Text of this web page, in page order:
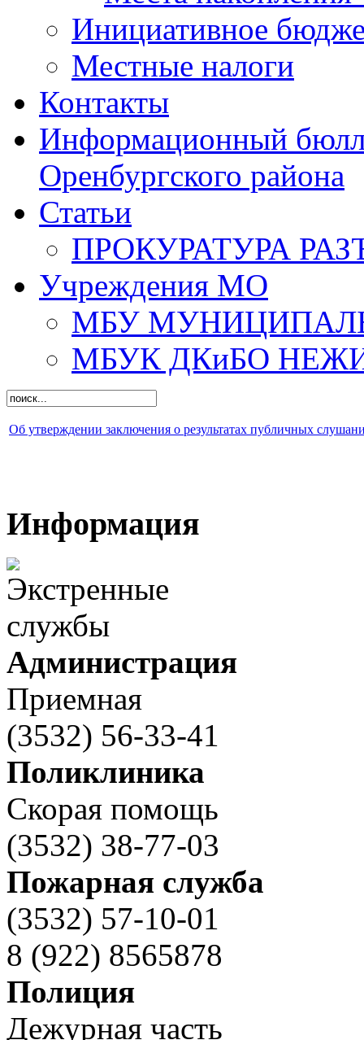
Инициативное
Местные налоги
Контакты
Информационный
Оренбургского района
Статьи
ПРОКУРАТУРА
Учреждения МО
МБУ
МБУК ДКиБО
Об утверждении заключения о результатах публичных
Информация
Администрация
Приемная
(3532) 56-33-41
Поликлиника
Скорая помощь
(3532) 38-77-03
Пожарная служба
(3532) 57-10-01
8 (922) 8565878
Полиция
Дежурная часть